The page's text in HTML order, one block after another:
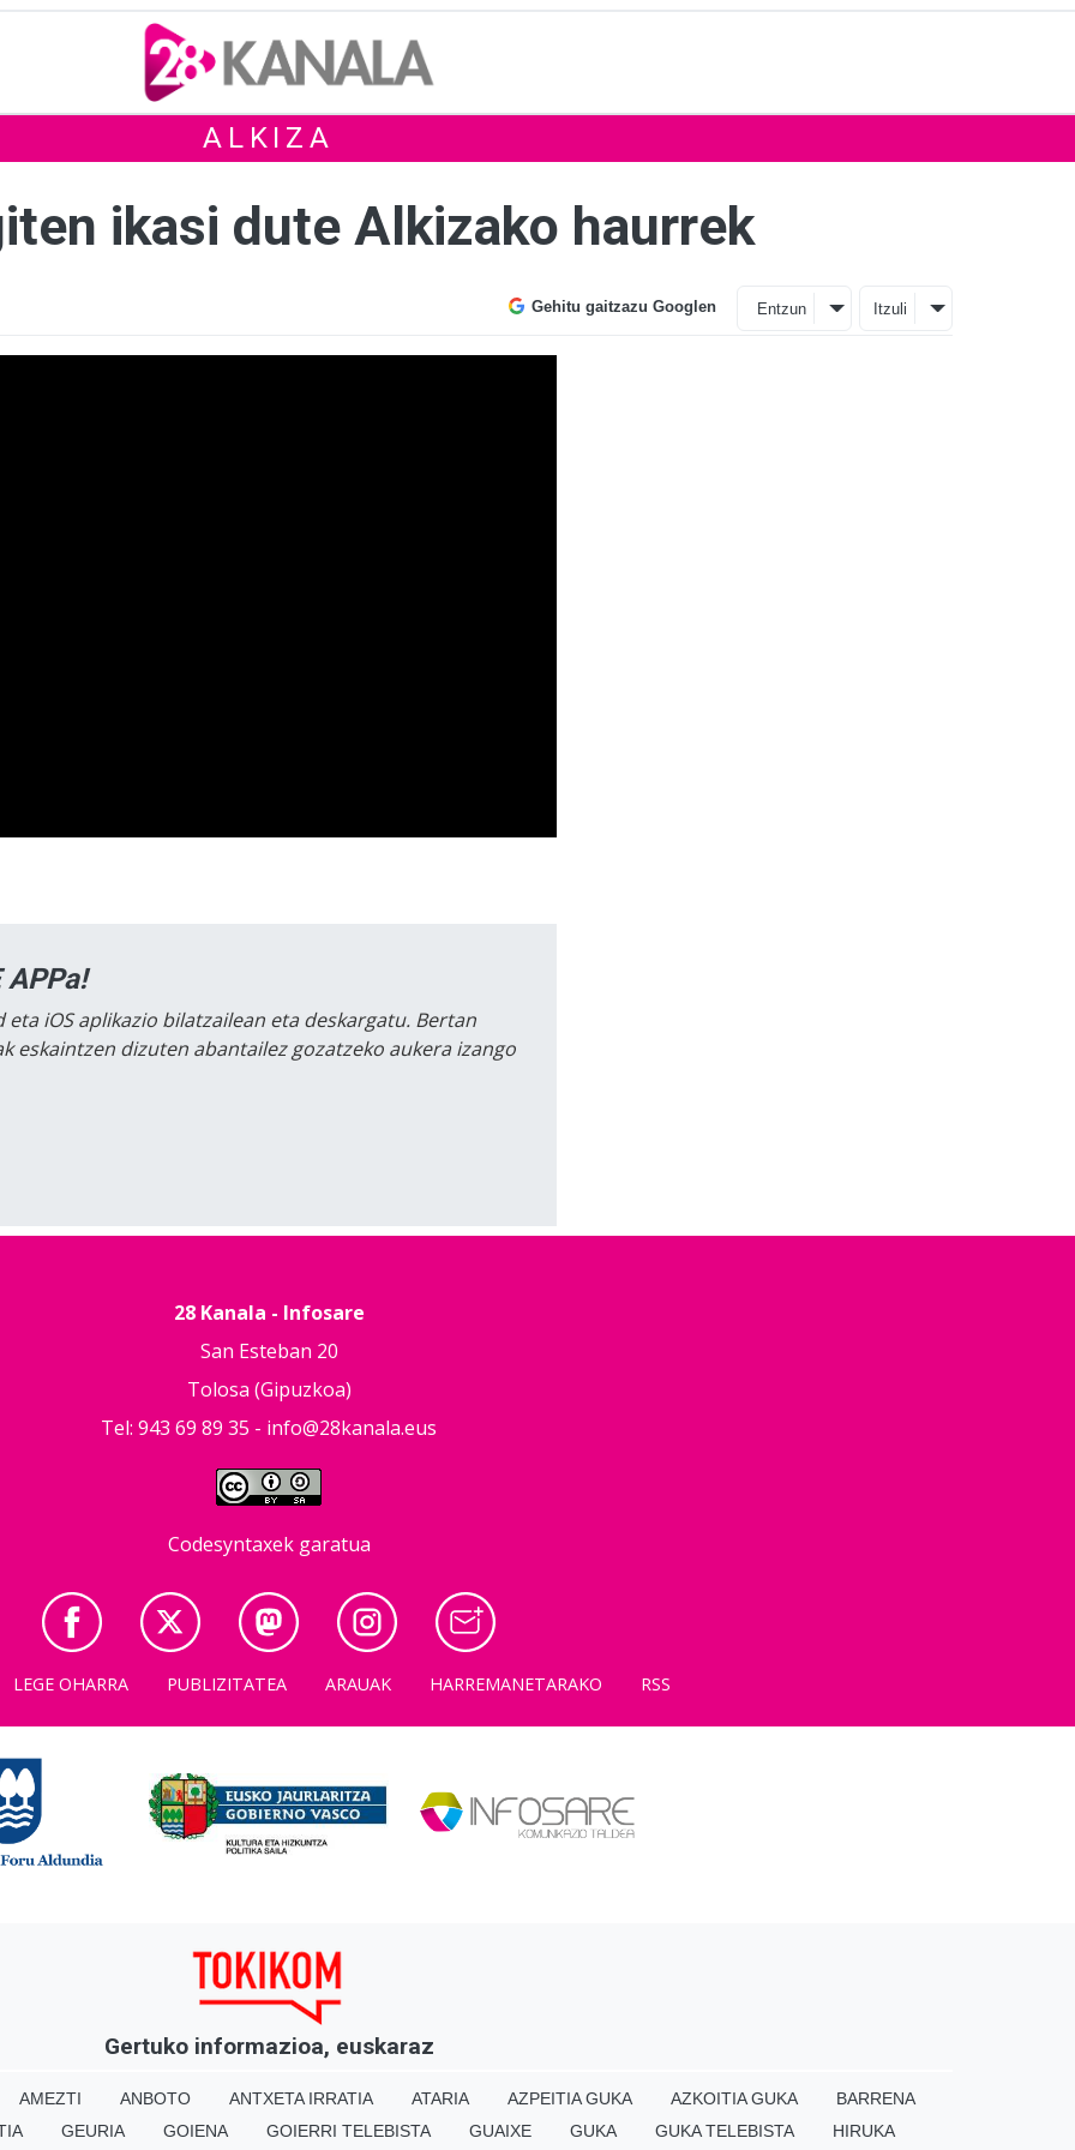
ALKIZA
ikasi dute Alkizako haurrek
Gehitu gaitzazu Googlen Entzun Itzuli
APPa!
iOS aplikazio bilatzailean eta deskargatu. Bertan
eskaintzen dizuten abantailez gozatzeko aukera izango
28 Kanala - Infosare
San Esteban 20
Tolosa (Gipuzkoa)
Tel: 943 69 89 35 - info@28kanala.eus
Codesyntaxek garatua
LEGE OHARRA PUBLIZITATEA ARAUAK HARREMANETARAKO RSS
Gertuko informazioa, euskaraz
AMEZTI ANBOTO ANTXETA IRRATIA ATARIA AZPEITIA GUKA AZKOITIA GUKA
BARRENA
GEURIA GOIENA GOIERRI TELEBISTA GUAIXE GUKA GUKA TELEBISTA HIRUKA